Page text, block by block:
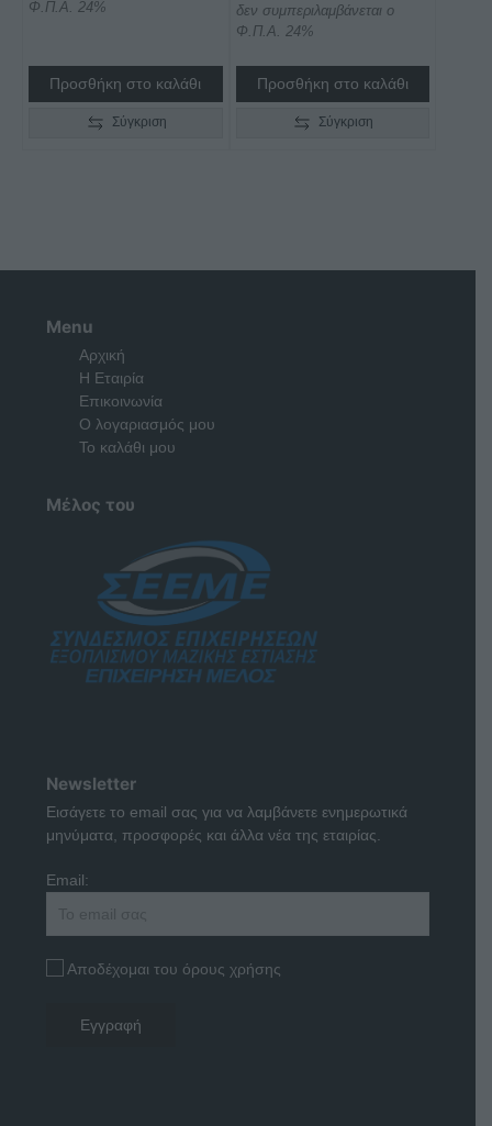
Φ.Π.Α. 24%
Προσθήκη στο καλάθι
Σύγκριση
δεν συμπεριλαμβάνεται ο
Φ.Π.Α. 24%
Προσθήκη στο καλάθι
Σύγκριση
Menu
Αρχική
Η Εταιρία
Επικοινωνία
Ο λογαριασμός μου
Το καλάθι μου
Μέλος του
Newsletter
Εισάγετε το email σας για να λαμβάνετε ενημερωτικά
μηνύματα, προσφορές και άλλα νέα της εταιρίας.
Email:
Αποδέχομαι του όρους χρήσης